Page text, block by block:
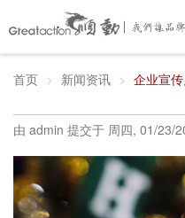
首页
新闻资讯 企业宣
由 admin 提交于 周四, 01/23/